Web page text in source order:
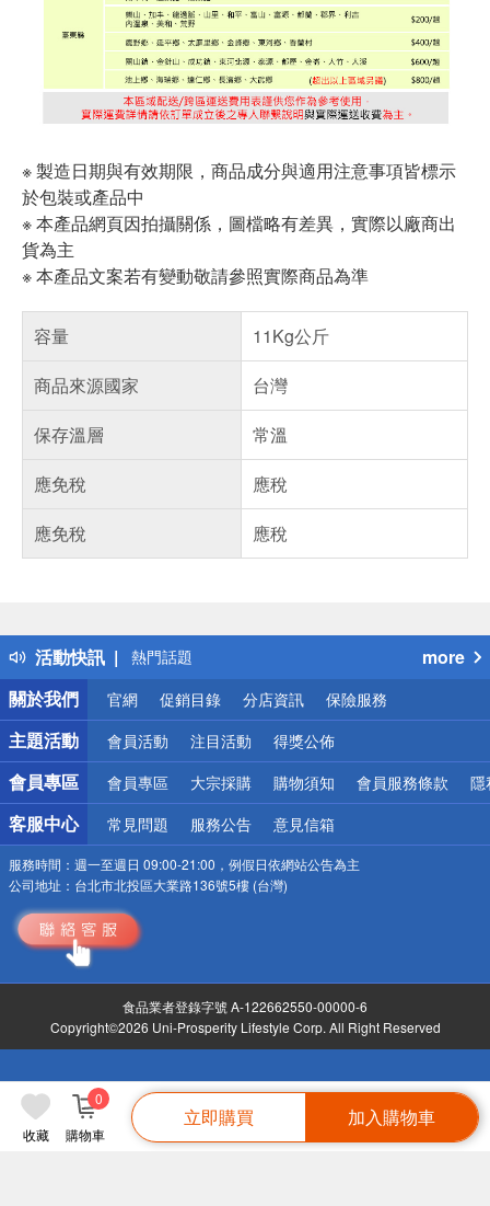
收藏 購物車
0
立即購買 加入購物車
※ 製造日期與有效期限，商品成分與適用注意事項皆標示
於包裝或產品中
※ 本產品網頁因拍攝關係，圖檔略有差異，實際以廠商出
貨為主
※ 本產品文案若有變動敬請參照實際商品為準
容量
11Kg公斤
商品來源國家
台灣
保存溫層
常溫
應免稅
應稅
應免稅
應稅
活動快訊
得獎公告
熱門話題
銀行優惠
偏遠地區配送
詐騙網頁！請小心！
more
關於我們
官網 促銷目錄 分店資訊 保險服務
主題活動 會員活動 注目活動 得獎公佈
會員專區 會員專區 大宗採購 購物須知 會員服務條款 隱
客服中心 常見問題 服務公告 意見信箱
服務時間： 週一至週日 09:00-21:00，例假日依網站公告為主
公司地址： 台北市北投區大業路136號5樓 (台灣)
食品業者登錄字號 A-122662550-00000-6
Copyright©2026 Uni-Prosperity Lifestyle Corp. All Right Reserved